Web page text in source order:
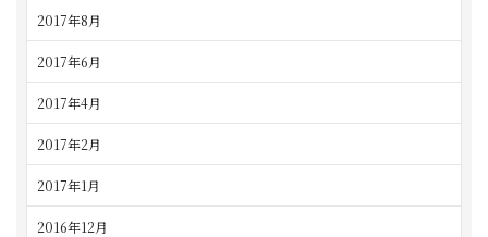
2017年8月
2017年6月
2017年4月
2017年2月
2017年1月
2016年12月